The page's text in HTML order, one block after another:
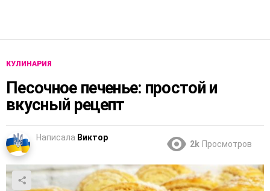
КУЛИНАРИЯ
Песочное печенье: простой и
вкусный рецепт
Написала Виктор
2k Просмотров